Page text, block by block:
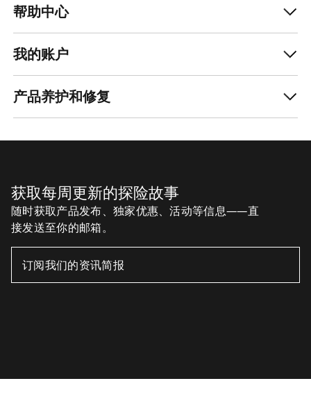
帮助中心
我的账户
产品养护和修复
获取每周更新的探险故事
随时获取产品发布、独家优惠、活动等信息——直
接发送至你的邮箱。